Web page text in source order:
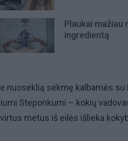
Plaukai mažiau
ingredientą
nuoseklią sėkmę kalbamės
Steponkumi – kokių
metus iš eilės išlieka